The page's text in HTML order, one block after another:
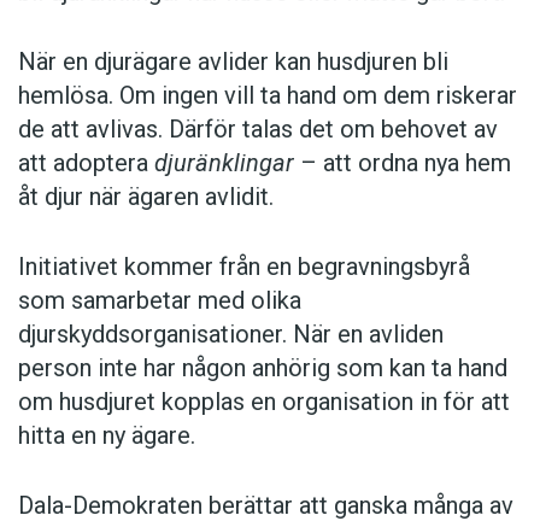
När en djurägare avlider kan husdjuren bli
hemlösa. Om ingen vill ta hand om dem riskerar
de att avlivas. Därför talas det om behovet av
att adoptera djuränklingar – att ordna nya hem
åt djur när ägaren avlidit.
Initiativet kommer från en begravningsbyrå
som samarbetar med olika
djurskyddsorganisationer. När en avliden
person inte har någon anhörig som kan ta hand
om husdjuret kopplas en organisation in för att
hitta en ny ägare.
Dala-Demokraten berättar att ganska många av